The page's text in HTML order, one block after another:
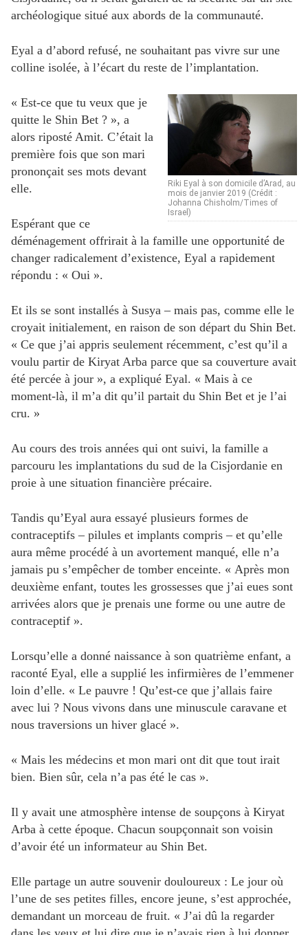
archéologique situé aux abords de la communauté.
Eyal a d’abord refusé, ne souhaitant pas vivre sur une
colline isolée, à l’écart du reste de l’implantation.
Riki Eyal à son domicile d’Arad, au
mois de janvier 2019 (Crédit :
Johanna Chisholm/Times of
Israel)
« Est-ce que tu veux que je
quitte le Shin Bet ? », a
alors riposté Amit. C’était la
première fois que son mari
prononçait ses mots devant
elle.
Espérant que ce
déménagement offrirait à la famille une opportunité de
changer radicalement d’existence, Eyal a rapidement
répondu : « Oui ».
Et ils se sont installés à Susya – mais pas, comme elle le
croyait initialement, en raison de son départ du Shin Bet.
« Ce que j’ai appris seulement récemment, c’est qu’il a
voulu partir de Kiryat Arba parce que sa couverture avait
été percée à jour », a expliqué Eyal. « Mais à ce
moment-là, il m’a dit qu’il partait du Shin Bet et je l’ai
cru. »
Au cours des trois années qui ont suivi, la famille a
parcouru les implantations du sud de la Cisjordanie en
proie à une situation financière précaire.
Tandis qu’Eyal aura essayé plusieurs formes de
contraceptifs – pilules et implants compris – et qu’elle
aura même procédé à un avortement manqué, elle n’a
jamais pu s’empêcher de tomber enceinte. « Après mon
deuxième enfant, toutes les grossesses que j’ai eues sont
arrivées alors que je prenais une forme ou une autre de
contraceptif ».
Lorsqu’elle a donné naissance à son quatrième enfant, a
raconté Eyal, elle a supplié les infirmières de l’emmener
loin d’elle. « Le pauvre ! Qu’est-ce que j’allais faire
avec lui ? Nous vivons dans une minuscule caravane et
nous traversions un hiver glacé ».
« Mais les médecins et mon mari ont dit que tout irait
bien. Bien sûr, cela n’a pas été le cas ».
Il y avait une atmosphère intense de soupçons à Kiryat
Arba à cette époque. Chacun soupçonnait son voisin
d’avoir été un informateur au Shin Bet.
Elle partage un autre souvenir douloureux : Le jour où
l’une de ses petites filles, encore jeune, s’est approchée,
demandant un morceau de fruit. « J’ai dû la regarder